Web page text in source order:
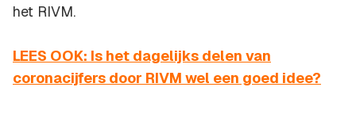
het RIVM.
LEES OOK: Is het dagelijks delen van
coronacijfers door RIVM wel een goed idee?